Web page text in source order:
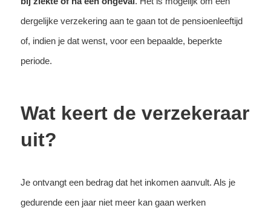
dergelijke verzekering aan te gaan tot de pensioenleeftijd
of, indien je dat wenst, voor een bepaalde, beperkte
periode.
Wat keert de verzekeraar
uit?
Je ontvangt een bedrag dat het inkomen aanvult. Als je
gedurende een jaar niet meer kan gaan werken